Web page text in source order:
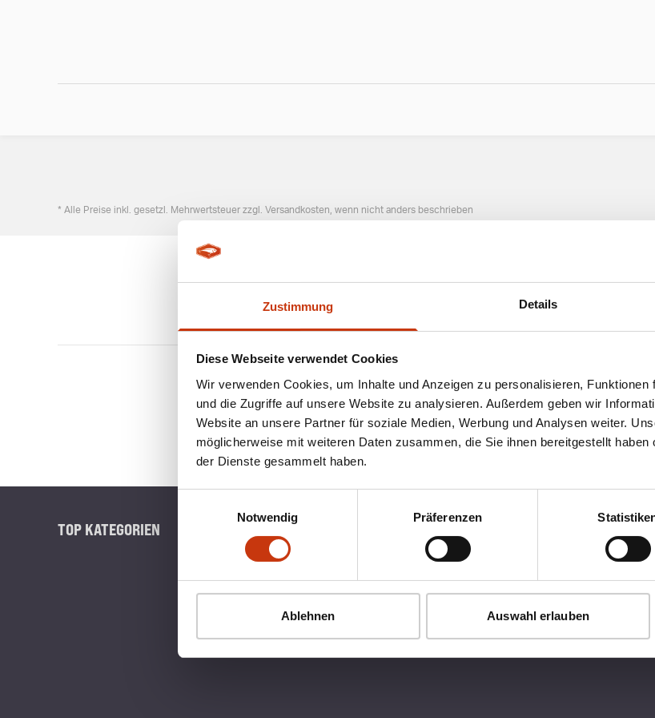
Zustimmung Details
Diese Webseite verwendet Cookies
Wir verwenden Cookies, um Inhalte und Anzeigen zu personalisieren,
und die Zugriffe auf unsere Website zu analysieren. Außerdem geben wir
Website an unsere Partner für soziale Medien, Werbung und Analysen weiter.
möglicherweise mit weiteren Daten zusammen, die Sie ihnen bereitgestellt
der Dienste gesammelt haben.
Notwendig
Präferenzen
Ablehnen Auswahl erlauben
* Alle Preise inkl. gesetzl. Mehrwertsteuer zzgl. Versandkosten, wenn nicht anders beschrieben
ANGESAGTE
TOP KATEGORIEN